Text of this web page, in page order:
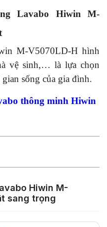
Lavabo Hiwin M-
M-V5070LD-H hình
vệ sinh,… là lựa chọn
sống của gia đình.
thông minh Hiwin
Hiwin M-
sang trọng